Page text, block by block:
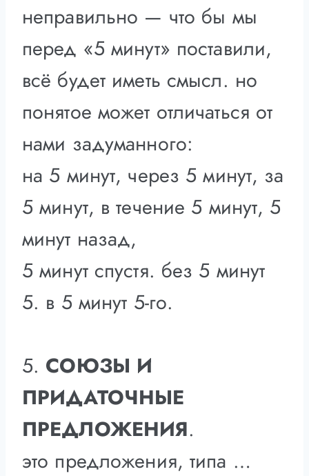
неправильно — что бы мы
перед «5 минут» поставили,
всё будет иметь смысл. но
понятое может отличаться от
нами задуманного:
на 5 минут, через 5 минут, за
5 минут, в течение 5 минут, 5
минут назад,
5 минут спустя. без 5 минут
5. в 5 минут 5-го.
5. СОЮЗЫ И
ПРИДАТОЧНЫЕ
ПРЕДЛОЖЕНИЯ.
это предложения, типа …